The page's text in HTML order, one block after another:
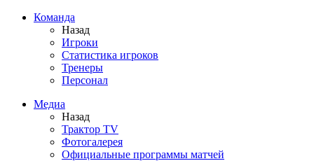
Команда
Назад
Игроки
Статистика игроков
Тренеры
Персонал
Медиа
Назад
Трактор TV
Фотогалерея
Официальные программы матчей